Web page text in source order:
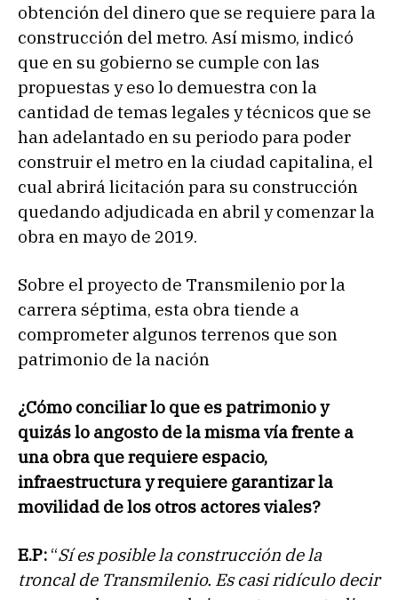
obtención del dinero que se requiere para la
construcción del metro. Así mismo, indicó
que en su gobierno se cumple con las
propuestas y eso lo demuestra con la
cantidad de temas legales y técnicos que se
han adelantado en su periodo para poder
construir el metro en la ciudad capitalina, el
cual abrirá licitación para su construcción
quedando adjudicada en abril y comenzar la
obra en mayo de 2019.
Sobre el proyecto de Transmilenio por la
carrera séptima, esta obra tiende a
comprometer algunos terrenos que son
patrimonio de la nación
¿Cómo conciliar lo que es patrimonio y
quizás lo angosto de la misma vía frente a
una obra que requiere espacio,
infraestructura y requiere garantizar la
movilidad de los otros actores viales?
E.P: “Sí es posible la construcción de la
troncal de Transmilenio. Es casi ridículo decir